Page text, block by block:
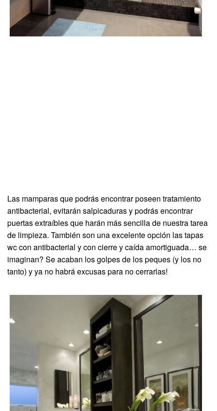
Las mamparas que podrás encontrar poseen tratamiento
antibacterial, evitarán salpicaduras y podrás encontrar
puertas extraíbles que harán más sencilla de nuestra tarea
de limpieza. También son una excelente opción las tapas
wc con antibacterial y con cierre y caída amortiguada… se
imaginan? Se acaban los golpes de los peques (y los no
tanto) y ya no habrá excusas para no cerrarlas!